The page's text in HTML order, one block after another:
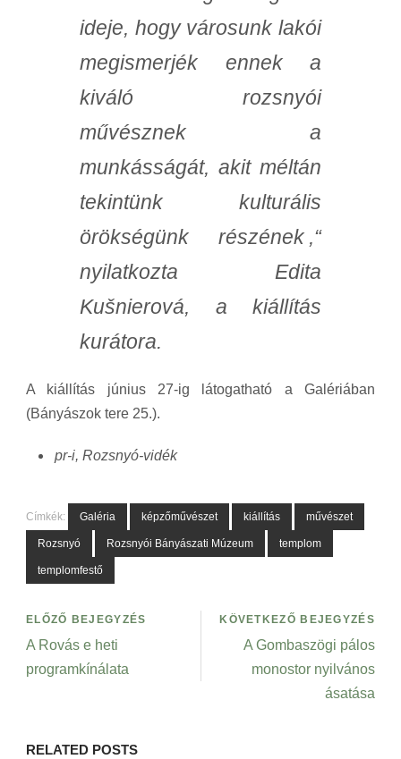
ideje, hogy városunk lakói
megismerjék ennek a
kiváló rozsnyói
művésznek a
munkásságát, akit méltán
tekintünk kulturális
örökségünk részének ,“
nyilatkozta Edita
Kušnierová, a kiállítás
kurátora.
A kiállítás június 27-ig látogatható a Galériában
(Bányászok tere 25.).
pr-i, Rozsnyó-vidék
Címkék: Galéria képzőművészet kiállítás művészet
Rozsnyó Rozsnyói Bányászati Múzeum templom
templomfestő
ELŐZŐ BEJEGYZÉS
A Rovás e heti
programkínálata
KÖVETKEZŐ BEJEGYZÉS
A Gombaszögi pálos
monostor nyilvános
ásatása
RELATED POSTS